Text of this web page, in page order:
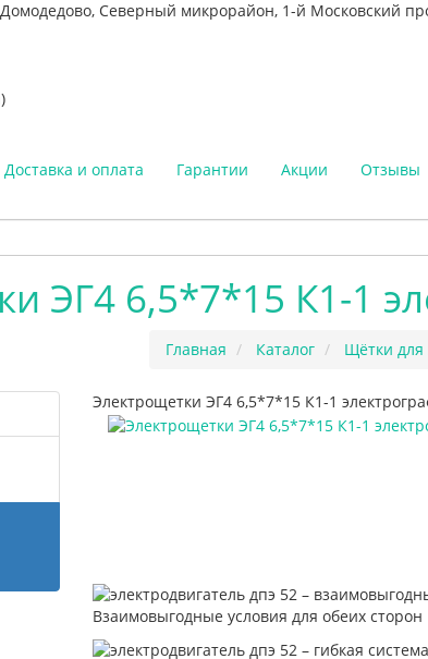
Домодедово, Северный микрорайон, 1-й Московский
Доставка и оплата Гарантии Акции Отзывы
ЭГ4 6,5*7*15 К1-1
Главная Каталог Щётки для
Электрощетки ЭГ4 6,5*7*15 К1-1
Взаимовыгодные условия для обеих сторон